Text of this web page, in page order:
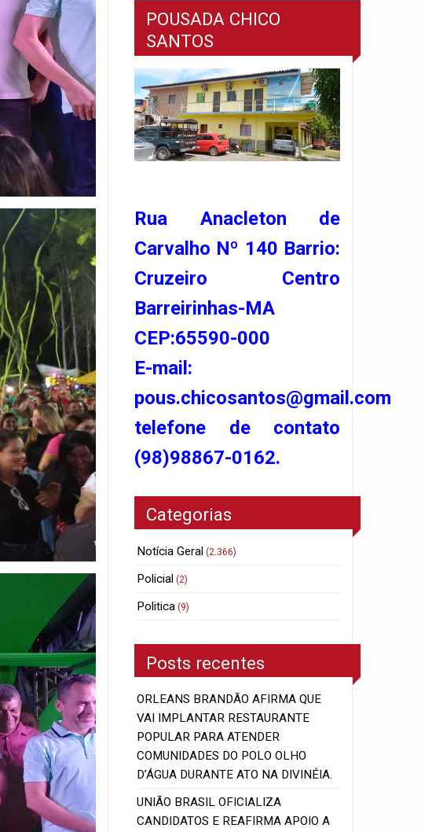
POUSADA CHICO
SANTOS
Rua Anacleton de
Carvalho Nº 140 Barrio:
Cruzeiro Centro
Barreirinhas-MA
CEP:65590-000
E-mail:
pous.chicosantos@gmail.com
telefone de contato
(98)98867-0162.
Categorias
Notícia Geral (2.366)
Policial (2)
Politica (9)
Posts recentes
ORLEANS BRANDÃO AFIRMA QUE
VAI IMPLANTAR RESTAURANTE
POPULAR PARA ATENDER
COMUNIDADES DO POLO OLHO
D’ÁGUA DURANTE ATO NA DIVINÉIA.
UNIÃO BRASIL OFICIALIZA
CANDIDATOS E REAFIRMA APOIO A